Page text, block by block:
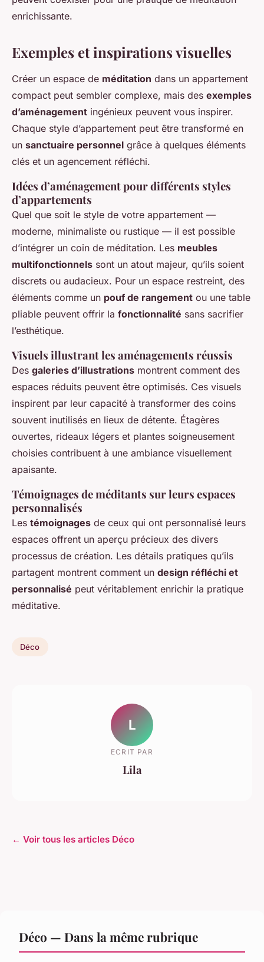
enrichissante.
Exemples et inspirations visuelles
Créer un espace de méditation dans un appartement
compact peut sembler complexe, mais des exemples
d’aménagement ingénieux peuvent vous inspirer.
Chaque style d’appartement peut être transformé en
un sanctuaire personnel grâce à quelques éléments
clés et un agencement réfléchi.
Idées d’aménagement pour différents styles
d’appartements
Quel que soit le style de votre appartement —
moderne, minimaliste ou rustique — il est possible
d’intégrer un coin de méditation. Les meubles
multifonctionnels sont un atout majeur, qu’ils soient
discrets ou audacieux. Pour un espace restreint, des
éléments comme un pouf de rangement ou une table
pliable peuvent offrir la fonctionnalité sans sacrifier
l’esthétique.
Visuels illustrant les aménagements réussis
Des galeries d’illustrations montrent comment des
espaces réduits peuvent être optimisés. Ces visuels
inspirent par leur capacité à transformer des coins
souvent inutilisés en lieux de détente. Étagères
ouvertes, rideaux légers et plantes soigneusement
choisies contribuent à une ambiance visuellement
apaisante.
Témoignages de méditants sur leurs espaces
personnalisés
Les témoignages de ceux qui ont personnalisé leurs
espaces offrent un aperçu précieux des divers
processus de création. Les détails pratiques qu’ils
partagent montrent comment un design réfléchi et
personnalisé peut véritablement enrichir la pratique
méditative.
Déco
L
ECRIT PAR
Lila
← Voir tous les articles Déco
Déco — Dans la même rubrique